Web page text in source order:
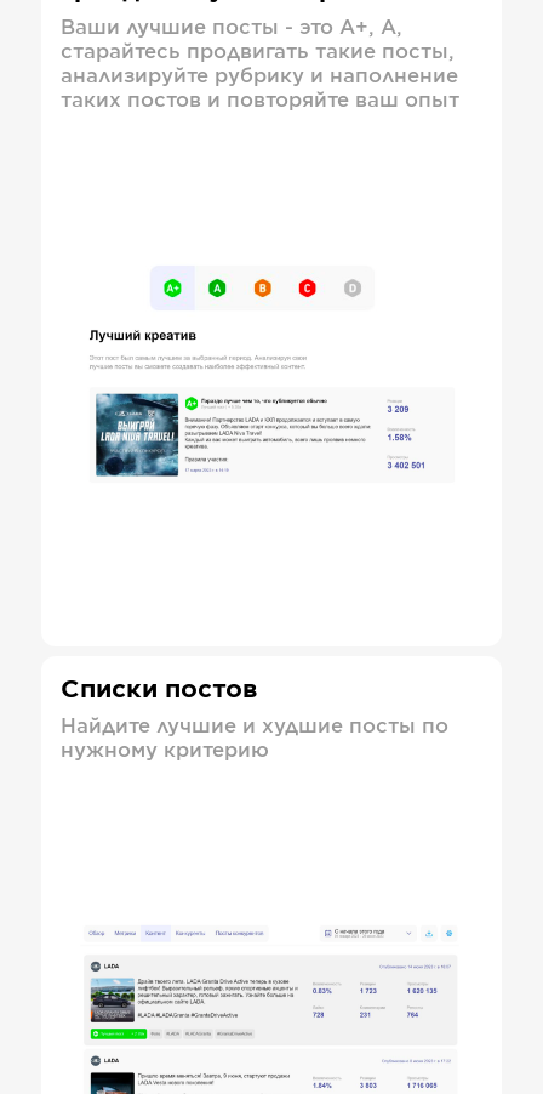
Ваши лучшие посты - это А+, А,
старайтесь продвигать такие посты,
анализируйте рубрику и наполнение
таких постов и повторяйте ваш опыт
Списки постов
Найдите лучшие и худшие посты по
нужному критерию